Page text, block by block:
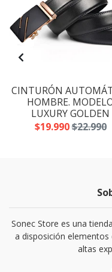
CINTURÓN
HOMBRE.
LUXURY GOLDEN
$19.990$22.990
Sonec Store es una
a disposición
altas